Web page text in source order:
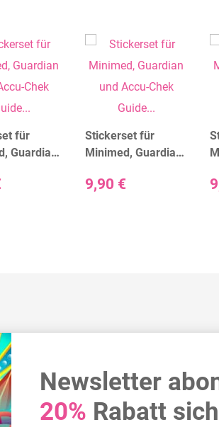
für
Guardian
Stickerset für
Minimed, Guardian
Guide - Golden Dots
9,90 €
Newsletter
20% Rabatt